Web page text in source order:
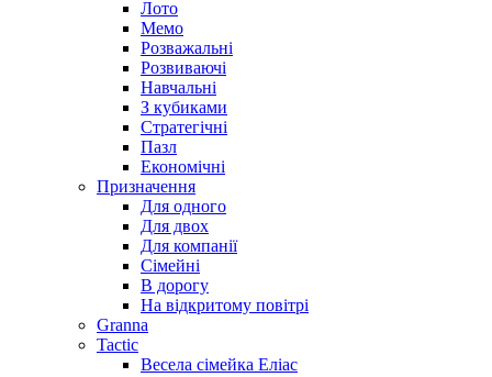
Лото
Мемо
Розважальні
Розвиваючі
Навчальні
З кубиками
Стратегічні
Пазл
Економічні
Призначення
Для одного
Для двох
Для компанії
Сімейні
В дорогу
На відкритому повітрі
Granna
Tactic
Весела сімейка Еліас